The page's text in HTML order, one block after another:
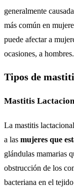
generalmente
más común en
puede afectar a
ocasiones, a hombres.
Tipos de
Mastitis
La mastitis
a las mujeres que
glándulas mamarias
obstrucción de los
bacteriana en el